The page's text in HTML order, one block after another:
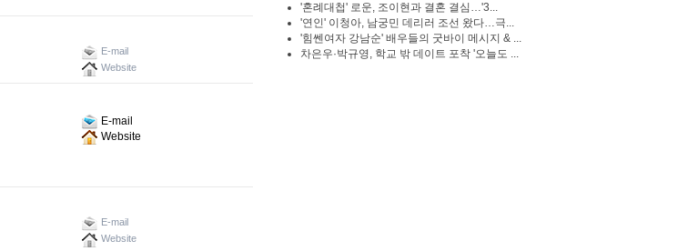
E-mail
Website
E-mail
Website
E-mail
Website
'혼례대첩' 로운, 조이현과 결혼 결심…'3...
'연인' 이청아, 남궁민 데리러 조선 왔다…극...
'힘쎈여자 강남순' 배우들의 굿바이 메시지 & ...
차은우·박규영, 학교 밖 데이트 포착 '오늘도 ...